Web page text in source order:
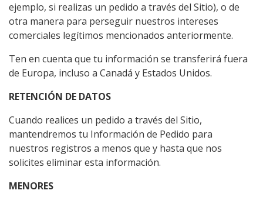
ejemplo, si realizas un pedido a través del Sitio), o de
otra manera para perseguir nuestros intereses
comerciales legítimos mencionados anteriormente.
Ten en cuenta que tu información se transferirá fuera
de Europa, incluso a Canadá y Estados Unidos.
RETENCIÓN DE DATOS
Cuando realices un pedido a través del Sitio,
mantendremos tu Información de Pedido para
nuestros registros a menos que y hasta que nos
solicites eliminar esta información.
MENORES